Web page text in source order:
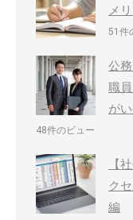
メ
51件
公
職
が
48件のビュー
【
ク
編